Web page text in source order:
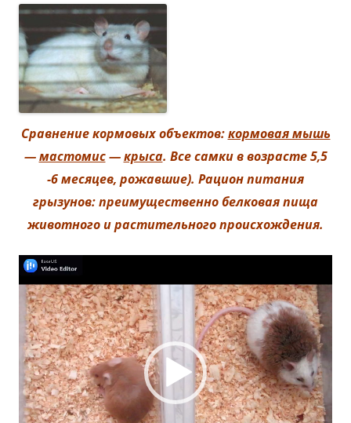
Сравнение кормовых объектов:кормовая мышь
—мастомис — крыса. Все самки в возрасте 5,5
-6 месяцев, рожавшие). Рацион питания
грызунов: преимущественно белковая пища
животного и растительного происхождения.
Видеоплеер